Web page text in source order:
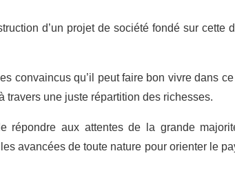
d’un projet de société fondé sur cette
convaincus qu’il peut faire bon vivre dans ce
travers une juste répartition des richesses.
répondre aux attentes de la grande
avancées de toute nature pour orienter le